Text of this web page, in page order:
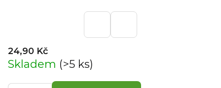
24,90 Kč
Skladem (>5 ks)